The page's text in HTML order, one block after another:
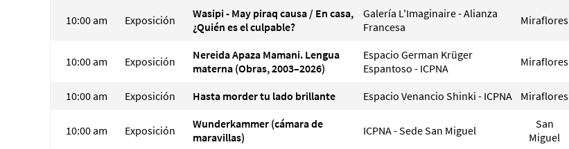
10:00 am Exposición
Wasipi - May piraq causa / En casa,
¿Quién es el culpable?
Galería L'Imaginaire - Alianza
Francesa
Miraflores
10:00 am Exposición
Nereida Apaza Mamani. Lengua
materna (Obras, 2003–2026)
Espacio German Krüger
Espantoso - ICPNA
Miraflores
10:00 am Exposición Hasta morder tu lado brillante Espacio Venancio Shinki - ICPNA Miraflores
10:00 am Exposición
Wunderkammer (cámara de
maravillas)
ICPNA - Sede San Miguel
San
Miguel